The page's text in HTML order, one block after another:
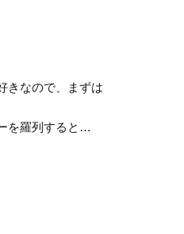
きなので、まずは
を羅列すると…